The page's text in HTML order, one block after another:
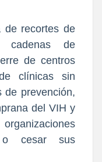
de recortes de
cadenas de
de centros
clínicas sin
de prevención,
del VIH y
o cesar sus